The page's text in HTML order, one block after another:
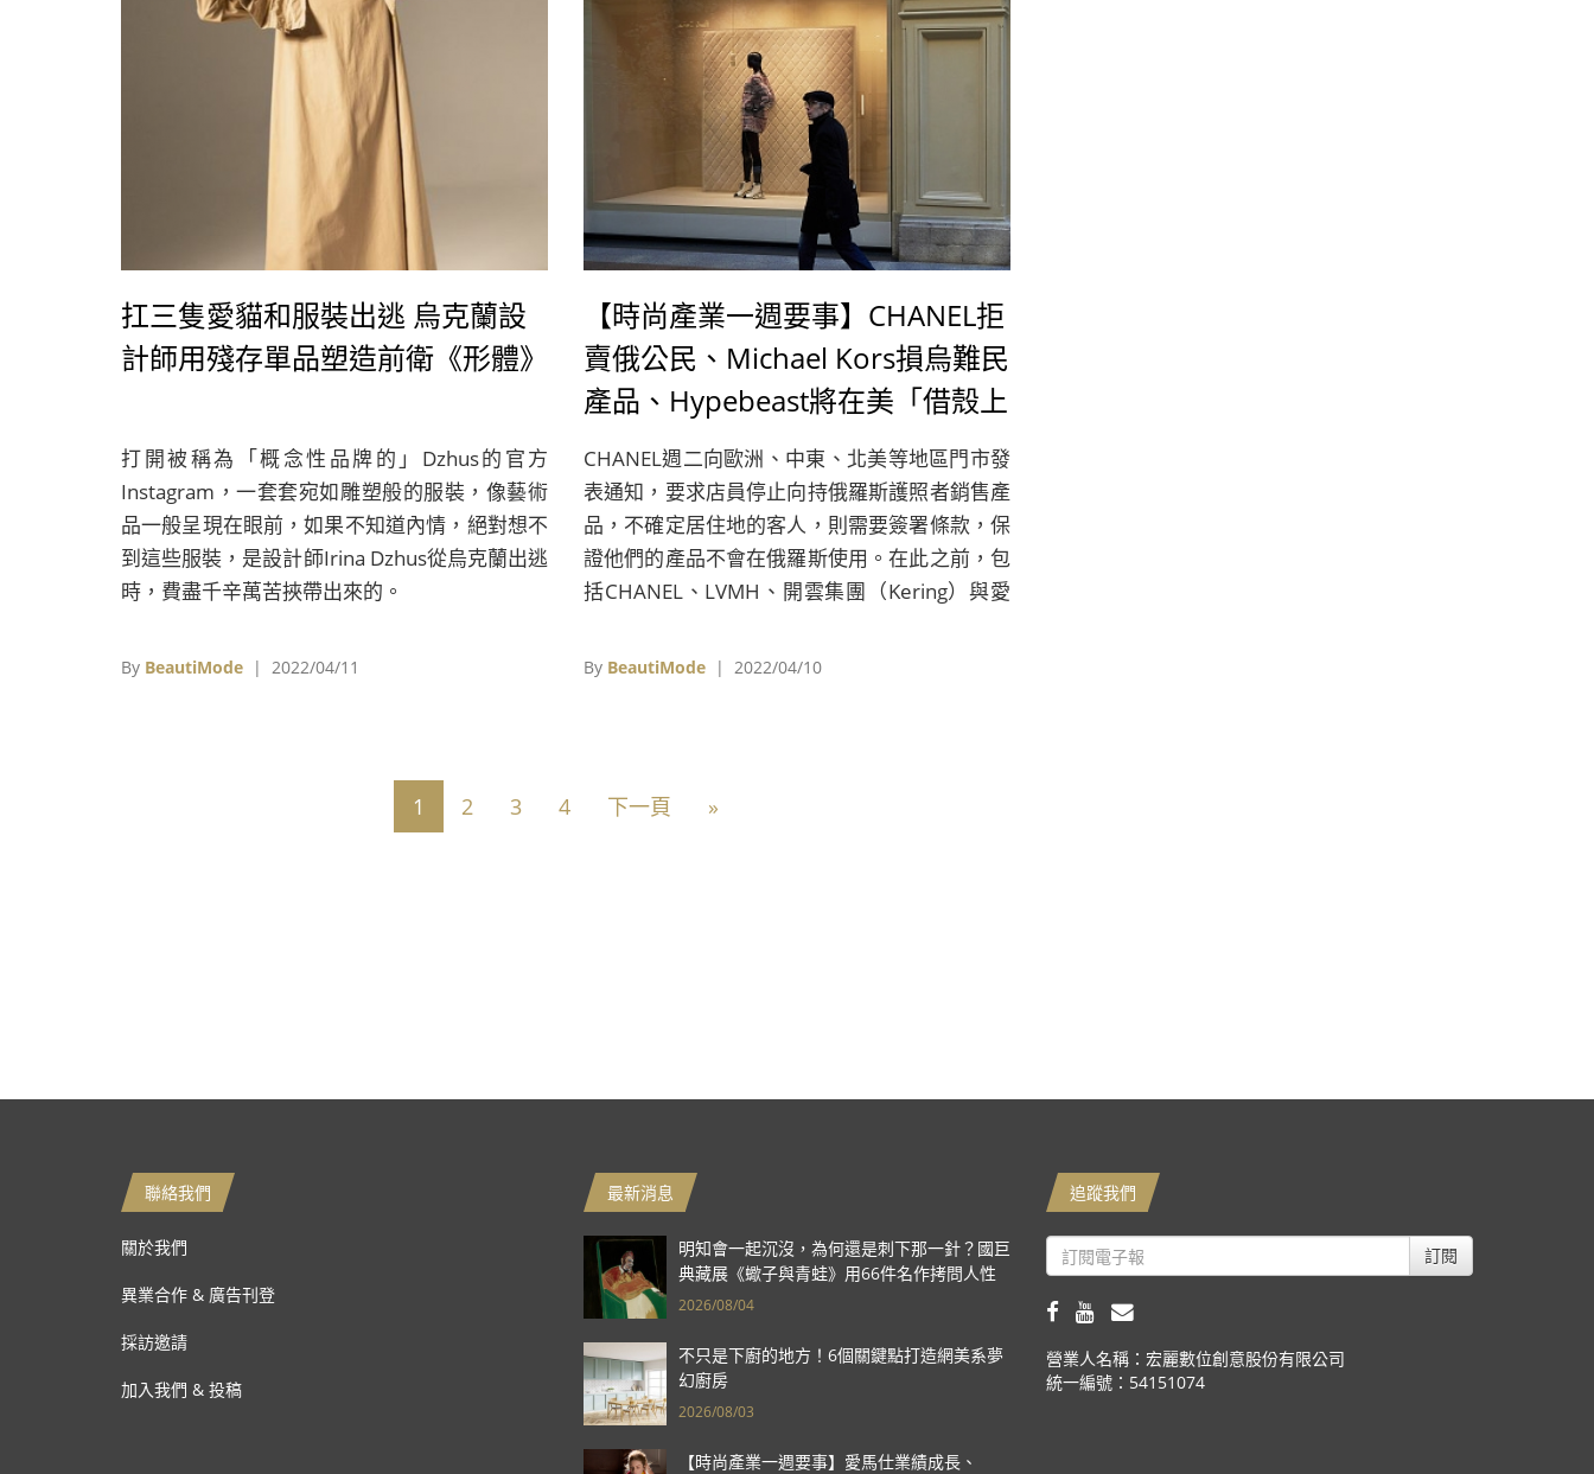
扛三隻愛貓和服裝出逃 烏克蘭設
計師用殘存單品塑造前衛《形體》
打開被稱為「概念性品牌的」Dzhus的官方
Instagram，一套套宛如雕塑般的服裝，像藝術
品一般呈現在眼前，如果不知道內情，絕對想不
到這些服裝，是設計師Irina Dzhus從烏克蘭出逃
時，費盡千辛萬苦挾帶出來的。
By BeautiMode | 2022/04/11
【時尚產業一週要事】CHANEL拒
賣俄公民、Michael Kors損烏難民
產品、Hypebeast將在美「借殼上
市」、聯合國呼籲即刻減碳
CHANEL週二向歐洲、中東、北美等地區門市發
表通知，要求店員停止向持俄羅斯護照者銷售產
品，不確定居住地的客人，則需要簽署條款，保
證他們的產品不會在俄羅斯使用。在此之前，包
括CHANEL、LVMH、開雲集團（Kering）與愛
羅斯境內的業務，歐盟也決議禁止歐洲國家向俄
By BeautiMode | 2022/04/10
1 2 3 4 下一頁 »
聯絡我們
關於我們
異業合作 & 廣告刊登
採訪邀請
加入我們 & 投稿
最新消息
明知會一起沉沒，為何還是刺下那一針？國巨
典藏展《蠍子與青蛙》用66件名作拷問人性
2026/08/04
不只是下廚的地方！6個關鍵點打造網美系夢
幻廚房
2026/08/03
【時尚產業一週要事】愛馬仕業績成長、
追蹤我們
訂閱
營業人名稱：宏麗數位創意股份有限公司
統一編號：54151074